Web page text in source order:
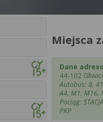
Miejsca
Dane
44-102
Autobus: 8,
A4, M1, M16,
Pociąg:
PKP